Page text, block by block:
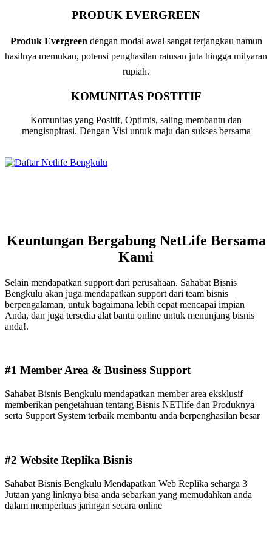
PRODUK EVERGREEN
Produk Evergreen dengan modal awal sangat terjangkau namun
hasilnya memukau, potensi penghasilan ratusan juta hingga milyaran
rupiah.
KOMUNITAS POSTITIF
Komunitas yang Positif, Optimis, saling membantu dan
mengisnpirasi. Dengan Visi untuk maju dan sukses bersama
Keuntungan Bergabung NetLife Bersama
Kami
Selain mendapatkan support dari perusahaan. Sahabat Bisnis
Bengkulu akan juga mendapatkan support dari team bisnis
berpengalaman, untuk bagaimana lebih cepat mencapai impian
Anda, dan juga tersedia alat bantu online untuk menunjang bisnis
anda!.
#1 Member Area & Business Support
Sahabat Bisnis Bengkulu mendapatkan member area eksklusif
memberikan pengetahuan tentang Bisnis NETlife dan Produknya
serta Support System terbaik membantu anda berpenghasilan besar
#2 Website Replika Bisnis
Sahabat Bisnis Bengkulu Mendapatkan Web Replika seharga 3
Jutaan yang linknya bisa anda sebarkan yang memudahkan anda
dalam memperluas jaringan secara online